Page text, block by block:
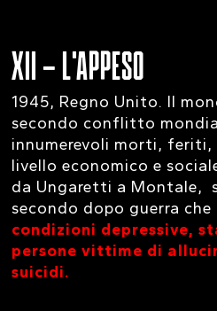
XII – L’APPESO
1945, Regno Unito. Il
secondo conflitto
innumerevoli morti, feriti,
livello economico e
da Ungaretti a Montale,
secondo dopo guerra che
condizioni depressive,
persone vittime di
suicidi.